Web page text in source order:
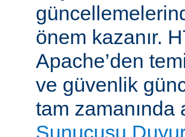
önem kazanır.
Apache’den
ve güvenlik
tam
Sunucusu